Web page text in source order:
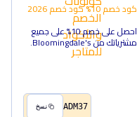
كود خصم 10% كود خصم2026
احصل على خصم 10% على جميع
مشترياتك من Bloomingdale's.
ADM37 نسخ